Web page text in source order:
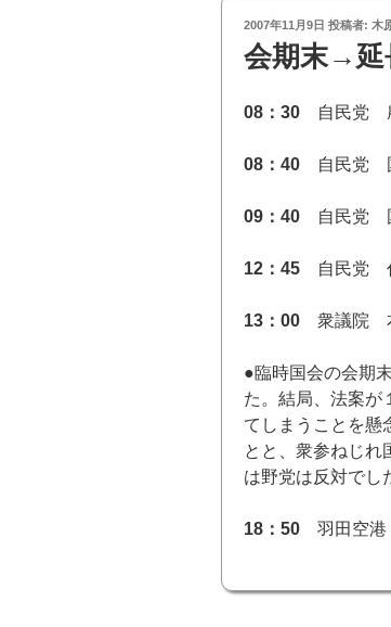
投
日:
2007年11月9日 投稿者: 木
会期末→延
08：30 自民党
08：40 自民党
09：40 自民党
12：45 自民党
13：00 衆議院
●臨時国会の会期
た。結局、法案が
てしまうことを懸
とと、衆参ねじれ
は野党は反対でし
18：50 羽田空